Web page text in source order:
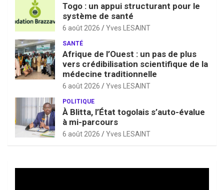
Togo : un appui structurant pour le
système de santé
6 août 2026 Yves LESAINT
SANTÉ
Afrique de l’Ouest : un pas de plus
vers crédibilisation scientifique de la
médecine traditionnelle
6 août 2026 Yves LESAINT
POLITIQUE
À Blitta, l’État togolais s’auto-évalue
à mi-parcours
6 août 2026 Yves LESAINT